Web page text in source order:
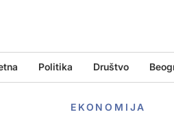
Politika Društvo
EKONOMIJA